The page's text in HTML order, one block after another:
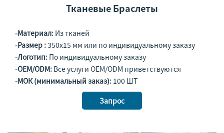
Тканевые Браслеты
-Материал: Из тканей
-Размер :350x15 мм или по индивидуальному заказу
-Логотип: По индивидуальному заказу
-OEM/ODM: Все услуги OEM/ODM приветствуются
-МОК (минимальный заказ): 100 ШТ
Запрос